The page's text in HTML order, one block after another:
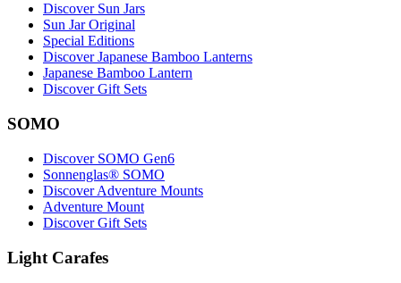
Discover Sun Jars
Sun Jar Original
Special Editions
Discover Japanese Bamboo Lanterns
Japanese Bamboo Lantern
Discover Gift Sets
SOMO
Discover SOMO Gen6
Sonnenglas® SOMO
Discover Adventure Mounts
Adventure Mount
Discover Gift Sets
Light Carafes